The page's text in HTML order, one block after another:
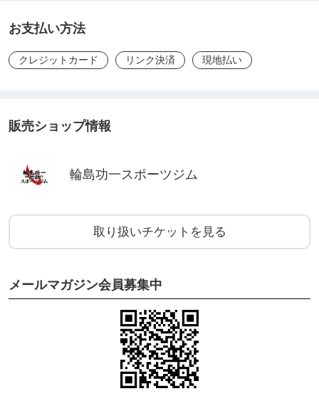
お支払い方法
クレジットカード リンク決済 現地払い
販売ショップ情報
輪島功一スポーツジム
取り扱いチケットを見る
メールマガジン会員募集中